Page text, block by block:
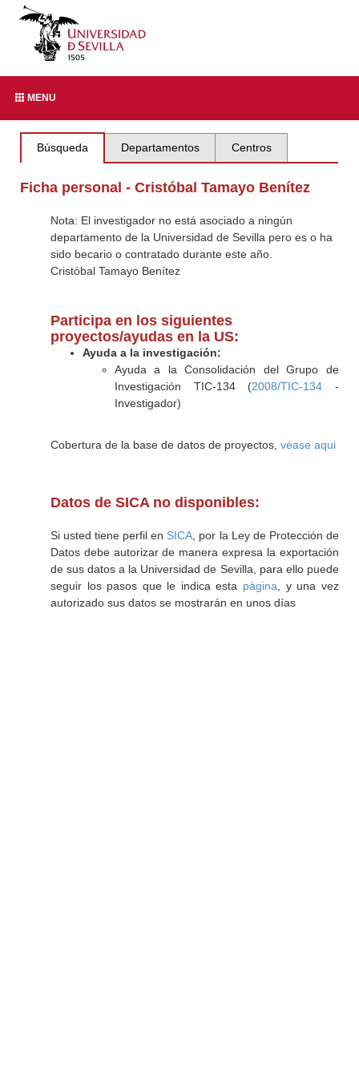
MENU
Búsqueda Departamentos Centros
Ficha personal - Cristóbal Tamayo Benítez
Nota: El investigador no está asociado a ningún
departamento de la Universidad de Sevilla pero es o ha
sido becario o contratado durante este año.
Cristóbal Tamayo Benítez
Participa en los siguientes
proyectos/ayudas en la US:
Ayuda a la investigación:
Ayuda a la Consolidación del Grupo de
Investigación TIC-134 (2008/TIC-134 -
Investigador)
Cobertura de la base de datos de proyectos, véase aqui
Datos de SICA no disponibles:
Si usted tiene perfil en SICA , por la Ley de Protección de
Datos debe autorizar de manera expresa la exportación
de sus datos a la Universidad de Sevilla, para ello puede
seguir los pasos que le indica esta página , y una vez
autorizado sus datos se mostrarán en unos días